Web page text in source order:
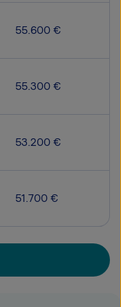
55.600 €
55.300 €
53.200 €
51.700 €